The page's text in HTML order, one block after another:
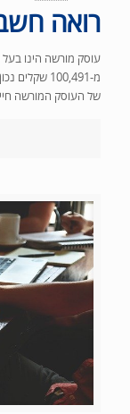
רואה
עוסק מורשה הינו
של העוסק המורשה